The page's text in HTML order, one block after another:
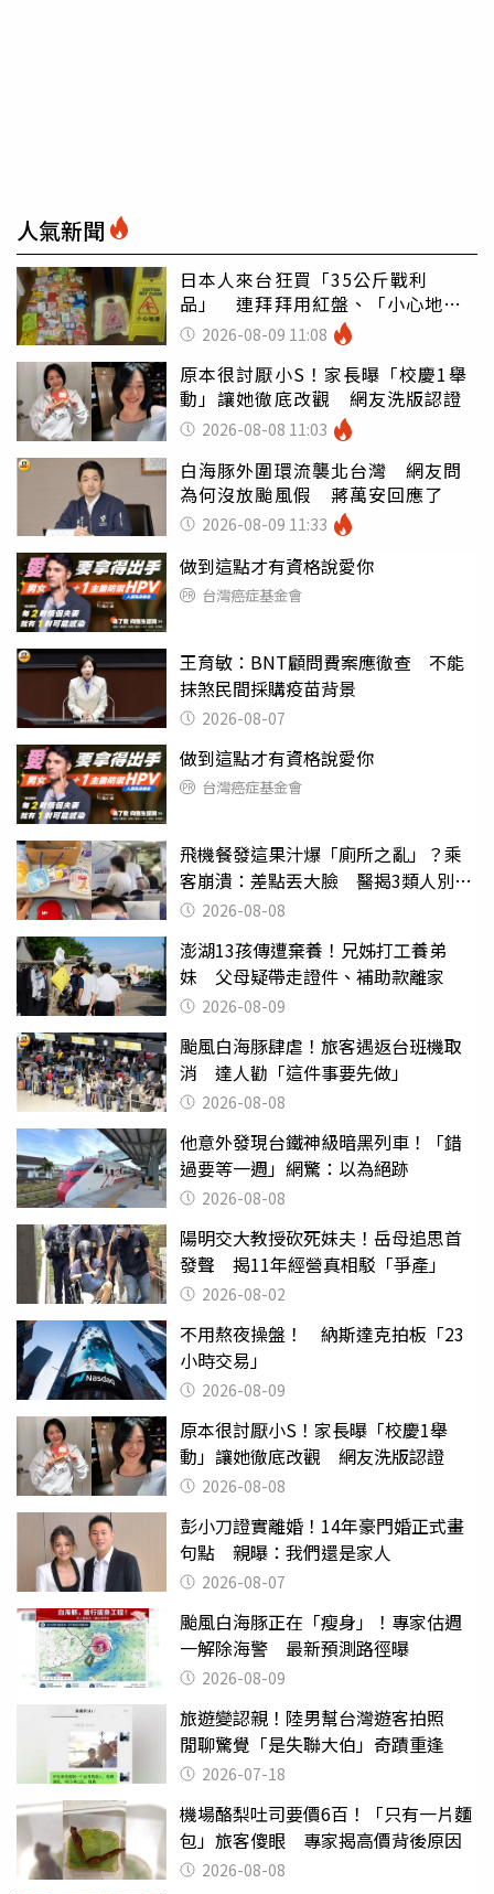
人氣新聞
日本人來台狂買「35公斤戰利
品」 連拜拜用紅盤、「小心地
滑」告示牌也帶回家
2026-08-09 11:08
原本很討厭小S！家長曝「校慶1舉
動」讓她徹底改觀 網友洗版認證
2026-08-08 11:03
白海豚外圍環流襲北台灣 網友問
為何沒放颱風假 蔣萬安回應了
2026-08-09 11:33
做到這點才有資格說愛你
台灣癌症基金會
王育敏：BNT顧問費案應徹查 不能
抹煞民間採購疫苗背景
2026-08-07
做到這點才有資格說愛你
台灣癌症基金會
飛機餐發這果汁爆「廁所之亂」？乘
客崩潰：差點丟大臉 醫揭3類人別亂
喝 2026-08-08
澎湖13孩傳遭棄養！兄姊打工養弟
妹 父母疑帶走證件、補助款離家
2026-08-09
颱風白海豚肆虐！旅客遇返台班機取
消 達人勸「這件事要先做」
2026-08-08
他意外發現台鐵神級暗黑列車！「錯
過要等一週」網驚：以為絕跡
2026-08-08
陽明交大教授砍死妹夫！岳母追思首
發聲 揭11年經營真相駁「爭產」
2026-08-02
不用熬夜操盤！ 納斯達克拍板「23
小時交易」
2026-08-09
原本很討厭小S！家長曝「校慶1舉
動」讓她徹底改觀 網友洗版認證
2026-08-08
彭小刀證實離婚！14年豪門婚正式畫
句點 親曝：我們還是家人
2026-08-07
颱風白海豚正在「瘦身」！專家估週
一解除海警 最新預測路徑曝
2026-08-09
旅遊變認親！陸男幫台灣遊客拍照
閒聊驚覺「是失聯大伯」奇蹟重逢
2026-07-18
機場酪梨吐司要價6百！「只有一片麵
包」旅客傻眼 專家揭高價背後原因
2026-08-08